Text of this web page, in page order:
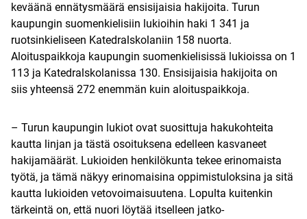
keväänä ennätysmäärä ensisijaisia hakijoita. Turun
kaupungin suomenkielisiin lukioihin haki 1 341 ja
ruotsinkieliseen Katedralskolaniin 158 nuorta.
Aloituspaikkoja kaupungin suomenkielisissä lukioissa on 1
113 ja Katedralskolanissa 130. Ensisijaisia hakijoita on
siis yhteensä 272 enemmän kuin aloituspaikkoja.
– Turun kaupungin lukiot ovat suosittuja hakukohteita
kautta linjan ja tästä osoituksena edelleen kasvaneet
hakijamäärät. Lukioiden henkilökunta tekee erinomaista
työtä, ja tämä näkyy erinomaisina oppimistuloksina ja sitä
kautta lukioiden vetovoimaisuutena. Lopulta kuitenkin
tärkeintä on, että nuori löytää itselleen jatko-